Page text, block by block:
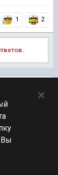
1 2
Вы
×